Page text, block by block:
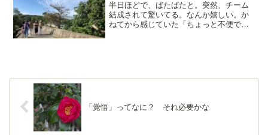
半日ほどで、ばたばたと。突然、チーム
結成されて驚いてる。なんか嬉しい。か
ねてから感じていた「ちょっと不便でち
「覚悟」ってなに？ それ必要かな